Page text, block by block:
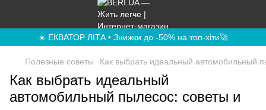
☀️ ЕКВАТОР ЛІТА • Знижки до -50% на топ-хіти🚀
Полезные советы Как выбрать идеальный автомобильный
Как выбрать идеальный
автомобильный пылесос: советы и